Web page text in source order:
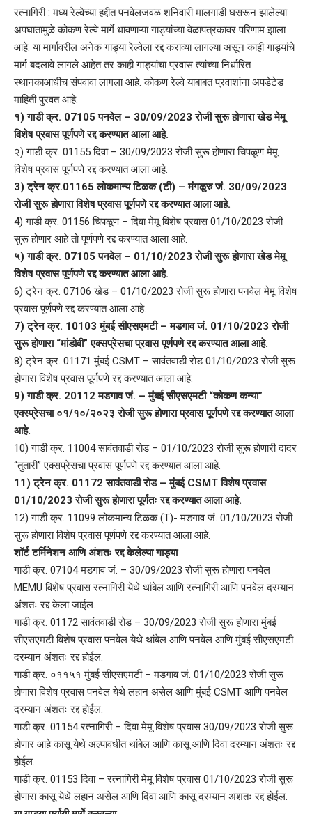
रत्नागिरी : मध्य रेल्वेच्या हद्दीत पनवेलजवळ शनिवारी मालगाडी घसरून झालेल्या
अपघातामुळे कोकण रेल्वे मार्गे धावणाऱ्या गाड्यांच्या वेळापत्रकावर परिणाम झाला
आहे. या मार्गावरील अनेक गाड्या रेल्वेला रद्द कराव्या लागल्या असून काही गाड्यांचे
मार्ग बदलावे लागले आहेत तर काही गाड्यांचा प्रवास त्यांच्या निर्धारित
स्थानकाआधीच संपवावा लागला आहे. कोकण रेल्वे याबाबत प्रवाशांना अपडेटेड
माहिती पुरवत आहे.
१) गाडी क्र. 07105 पनवेल – 30/09/2023 रोजी सुरू होणारा खेड मेमू
विशेष प्रवास पूर्णपणे रद्द करण्यात आला आहे.
२) गाडी क्र. 01155 दिवा – 30/09/2023 रोजी सुरू होणारा चिपळूण मेमू
विशेष प्रवास पूर्णपणे रद्द करण्यात आला आहे.
3) ट्रेन क्र.01165 लोकमान्य टिळक (टी) – मंगळुरु जं. 30/09/2023
रोजी सुरू होणारा विशेष प्रवास पूर्णपणे रद्द करण्यात आला आहे.
4) गाडी क्र. 01156 चिपळूण – दिवा मेमू विशेष प्रवास 01/10/2023 रोजी
सुरू होणार आहे तो पूर्णपणे रद्द करण्यात आला आहे.
५) गाडी क्र. 07105 पनवेल – 01/10/2023 रोजी सुरू होणारा खेड मेमू
विशेष प्रवास पूर्णपणे रद्द करण्यात आला आहे.
6) ट्रेन क्र. 07106 खेड – 01/10/2023 रोजी सुरू होणारा पनवेल मेमू विशेष
प्रवास पूर्णपणे रद्द करण्यात आला आहे.
7) ट्रेन क्र. 10103 मुंबई सीएसएमटी – मडगाव जं. 01/10/2023 रोजी
सुरू होणारा “मांडोवी” एक्सप्रेसचा प्रवास पूर्णपणे रद्द करण्यात आला आहे.
8) ट्रेन क्र. 01171 मुंबई CSMT – सावंतवाडी रोड 01/10/2023 रोजी सुरू
होणारा विशेष प्रवास पूर्णपणे रद्द करण्यात आला आहे.
9) गाडी क्र. 20112 मडगाव जं. – मुंबई सीएसएमटी “कोकण कन्या”
एक्स्प्रेसचा ०१/१०/२०२३ रोजी सुरू होणारा प्रवास पूर्णपणे रद्द करण्यात आला
आहे.
10) गाडी क्र. 11004 सावंतवाडी रोड – 01/10/2023 रोजी सुरू होणारी दादर
“तुतारी” एक्सप्रेसचा प्रवास पूर्णपणे रद्द करण्यात आला आहे.
11) ट्रेन क्र. 01172 सावंतवाडी रोड – मुंबई CSMT विशेष प्रवास
01/10/2023 रोजी सुरू होणारा पूर्णतः रद्द करण्यात आला आहे.
12) गाडी क्र. 11099 लोकमान्य टिळक (T)- मडगाव जं. 01/10/2023 रोजी
सुरू होणारा विशेष प्रवास पूर्णपणे रद्द करण्यात आला आहे.
शॉर्ट टर्मिनेशन आणि अंशतः रद्द केलेल्या गाड्या
गाडी क्र. 07104 मडगाव जं. – 30/09/2023 रोजी सुरू होणारा पनवेल
MEMU विशेष प्रवास रत्नागिरी येथे थांबेल आणि रत्नागिरी आणि पनवेल दरम्यान
अंशतः रद्द केला जाईल.
गाडी क्र. 01172 सावंतवाडी रोड – 30/09/2023 रोजी सुरू होणारा मुंबई
सीएसएमटी विशेष प्रवास पनवेल येथे थांबेल आणि पनवेल आणि मुंबई सीएसएमटी
दरम्यान अंशतः रद्द होईल.
गाडी क्र. ०११५१ मुंबई सीएसएमटी – मडगाव जं. 01/10/2023 रोजी सुरू
होणारा विशेष प्रवास पनवेल येथे लहान असेल आणि मुंबई CSMT आणि पनवेल
दरम्यान अंशतः रद्द होईल.
गाडी क्र. 01154 रत्नागिरी – दिवा मेमू विशेष प्रवास 30/09/2023 रोजी सुरू
होणार आहे कासू येथे अल्पावधीत थांबेल आणि कासू आणि दिवा दरम्यान अंशतः रद्द
होईल.
गाडी क्र. 01153 दिवा – रत्नागिरी मेमू विशेष प्रवास 01/10/2023 रोजी सुरू
होणारा कासू येथे लहान असेल आणि दिवा आणि कासू दरम्यान अंशतः रद्द होईल.